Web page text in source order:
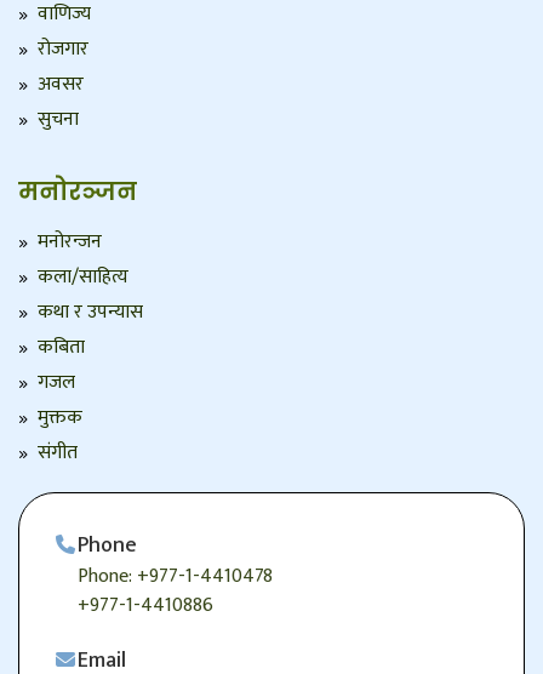
वाणिज्य
रोजगार
अवसर
सुचना
मनोरञ्जन
मनोरन्जन
कला/साहित्य
कथा र उपन्यास
कबिता
गजल
मुक्तक
संगीत
Phone
Phone: +977-1-4410478
+977-1-4410886
Email